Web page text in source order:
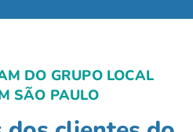
DO GRUPO LOCAL
SÃO PAULO